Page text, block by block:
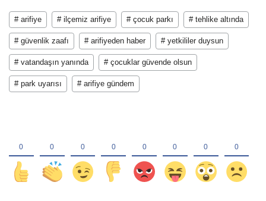
# arifiye # ilçemiz arifiye # çocuk parkı # tehlike altında
# güvenlik zaafı # arifiyeden haber # yetkililer duysun
# vatandaşın yanında # çocuklar güvende olsun
# park uyarısı # arifiye gündem